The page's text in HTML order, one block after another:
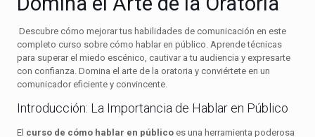
Descubre cómo mejorar tus habilidades de comunicación en este
completo curso sobre cómo hablar en público. Aprende técnicas
para superar el miedo escénico, cautivar a tu audiencia y expresarte
con confianza. Domina el arte de la oratoria y conviértete en un
comunicador eficiente y convincente.
Introducción: La Importancia de Hablar en Público
El curso de cómo hablar en público es una herramienta poderosa